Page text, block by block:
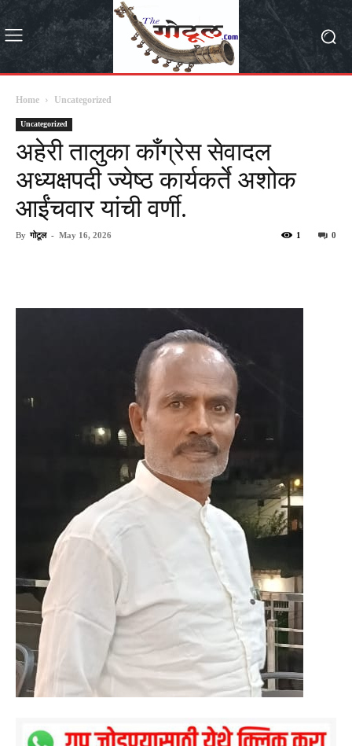
Home Uncategorized
Uncategorized
अहेरी तालुका काँग्रेस सेवादल
अध्यक्षपदी ज्येष्ठ कार्यकर्ते अशोक
आईंचवार यांची वर्णी.
By गोटूल - May 16, 2026 0
1